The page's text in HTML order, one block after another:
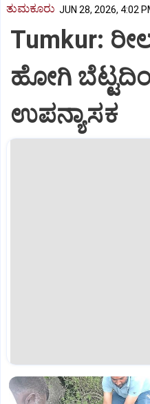
ತುಮಕೂರು JUN 28, 2026, 4:02
Tumkur:
ಹೋಗಿ
ಉಪನ್ಯಾಸಕ